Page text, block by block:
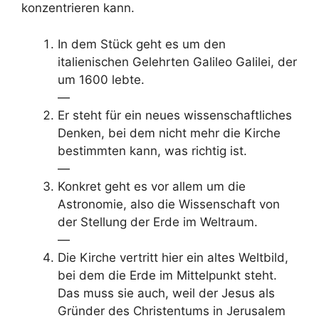
konzentrieren kann.
In dem Stück geht es um den
italienischen Gelehrten Galileo Galilei, der
um 1600 lebte.
—
Er steht für ein neues wissenschaftliches
Denken, bei dem nicht mehr die Kirche
bestimmten kann, was richtig ist.
—
Konkret geht es vor allem um die
Astronomie, also die Wissenschaft von
der Stellung der Erde im Weltraum.
—
Die Kirche vertritt hier ein altes Weltbild,
bei dem die Erde im Mittelpunkt steht.
Das muss sie auch, weil der Jesus als
Gründer des Christentums in Jerusalem